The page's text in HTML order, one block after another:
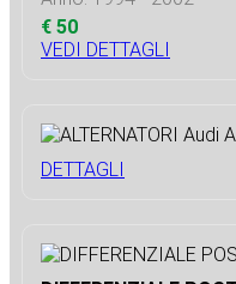
€ 50
VEDI DETTAGLI
DETTAGLI